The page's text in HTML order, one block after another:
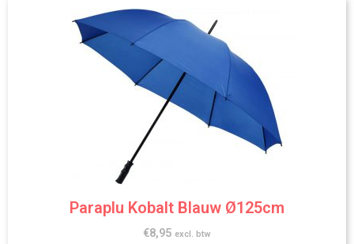
Paraplu Kobalt Blauw Ø125cm
€8,95 excl. btw